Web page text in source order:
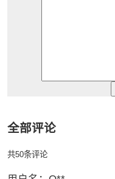
全部评论
共50条评论